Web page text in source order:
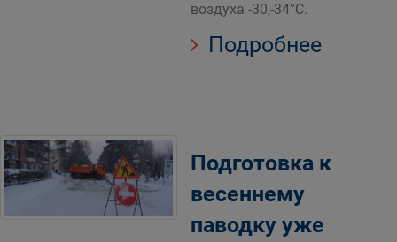
воздуха -30,-34°С.
Подробнее
Подготовка к
весеннему
паводку уже